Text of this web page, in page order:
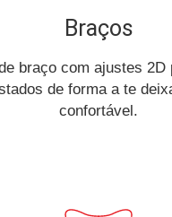
Braços
braço com ajustes 2D
de forma a te
confortável.